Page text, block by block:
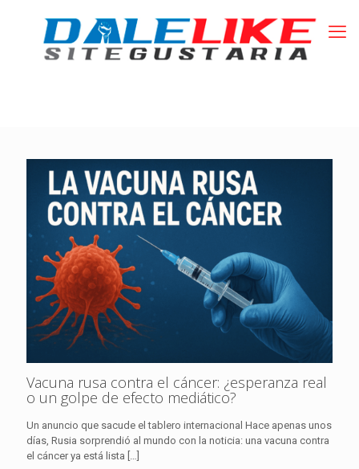
Vacuna rusa contra el cáncer: ¿esperanza real
o un golpe de efecto mediático?
Un anuncio que sacude el tablero internacional Hace apenas unos
días, Rusia sorprendió al mundo con la noticia: una vacuna contra
el cáncer ya está lista […]